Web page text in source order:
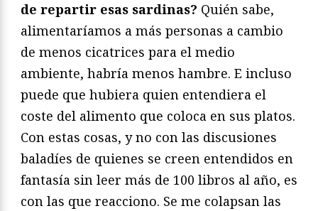
de repartir esas sardinas? Quién sabe,
alimentaríamos a más personas a cambio
de menos cicatrices para el medio
ambiente, habría menos hambre. E incluso
puede que hubiera quien entendiera el
coste del alimento que coloca en sus platos.
Con estas cosas, y no con las discusiones
baladíes de quienes se creen entendidos en
fantasía sin leer más de 100 libros al año, es
con las que reacciono. Se me colapsan las